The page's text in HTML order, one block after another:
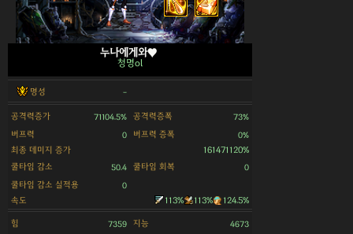
누나에게와♥
청명ol
명성 -
공격력증가 71104.5% 공격력증폭 73%
버프력 0 버프력 증폭 0%
최종 데미지 증가
161471120%
쿨타임 감소
50.4 쿨타임 회복 0
쿨타임 감소 실적용 0
속도 113% 113% 124.5%
힘 7359 지능 4673